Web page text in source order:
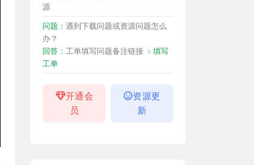
源
问题： 遇到下载问题或资源问题怎么
办？
回答： 工单填写问题备注链接 ﹥填写
工单
开通会
员
资源更
新